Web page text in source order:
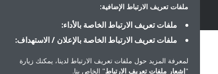
ملفات تعريف الارتباط الإضافية:
ملفات تعريف الارتباط الخاصة بالأداء:
ملفات تعريف الارتباط الخاصة بالإعلان / الاستهداف:
لمعرفة المزيد حول ملفات تعريف الارتباط لدينا، يمكنك زيارة
إشعار ملفات تعريف الارتباط" الخاص بنا.